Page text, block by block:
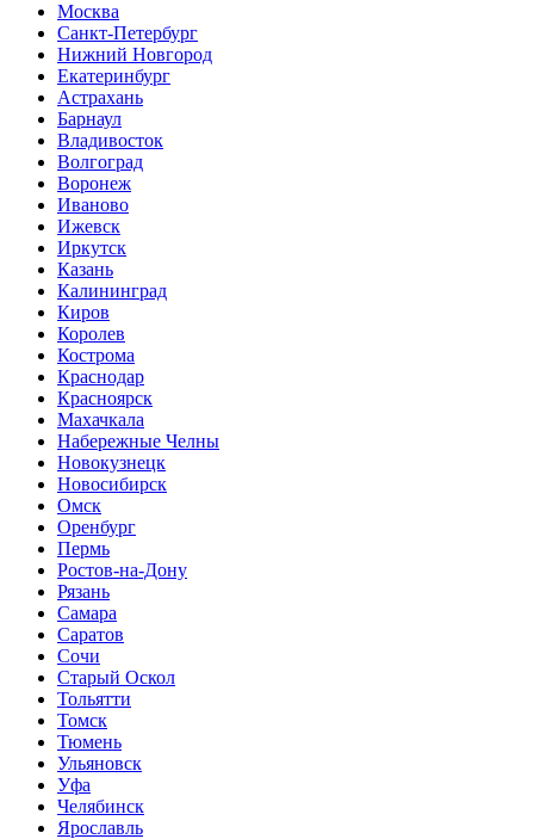
Москва
Санкт-Петербург
Нижний Новгород
Екатеринбург
Астрахань
Барнаул
Владивосток
Волгоград
Воронеж
Иваново
Ижевск
Иркутск
Казань
Калининград
Киров
Королев
Кострома
Краснодар
Красноярск
Махачкала
Набережные Челны
Новокузнецк
Новосибирск
Омск
Оренбург
Пермь
Ростов-на-Дону
Рязань
Самара
Саратов
Сочи
Старый Оскол
Тольятти
Томск
Тюмень
Ульяновск
Уфа
Челябинск
Ярославль